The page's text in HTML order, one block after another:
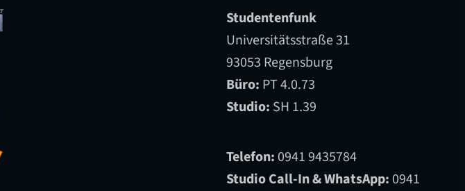
Studentenfunk
Universitätsstraße 31
93053 Regensburg
Büro: PT 4.0.73
Studio: SH 1.39
Telefon: 0941 9435784
Studio Call-In & WhatsApp: 0941